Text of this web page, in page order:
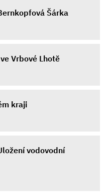
Šárka
Vrbové Lhotě
kraji
vodovodní